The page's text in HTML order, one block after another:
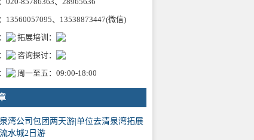
13560057095、13538873447(微信)
拓展培训：
咨询探讨：
周一至五：09:00-18:00
湾公司包团两天游|单位去清泉湾拓展
水城2日游